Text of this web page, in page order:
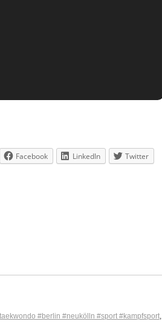
Facebook LinkedIn
Twitter
#berlin #neukölln #sport #kampfsport,